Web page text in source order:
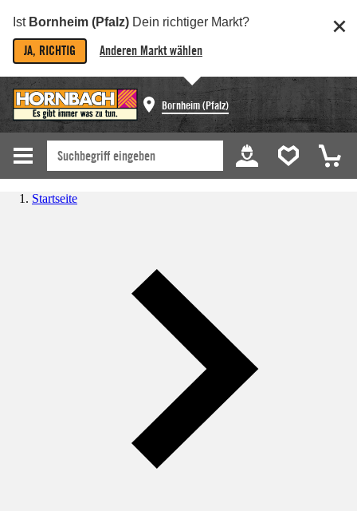
Ist Bornheim (Pfalz) Dein richtiger Markt?
JA, RICHTIG Anderen Markt wählen
Bornheim (Pfalz)
Startseite